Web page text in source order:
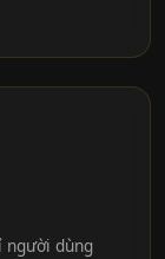
người dùng